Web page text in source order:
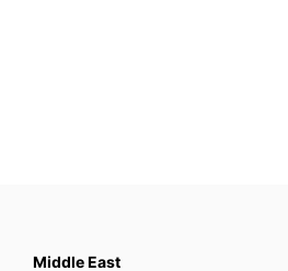
Middle East